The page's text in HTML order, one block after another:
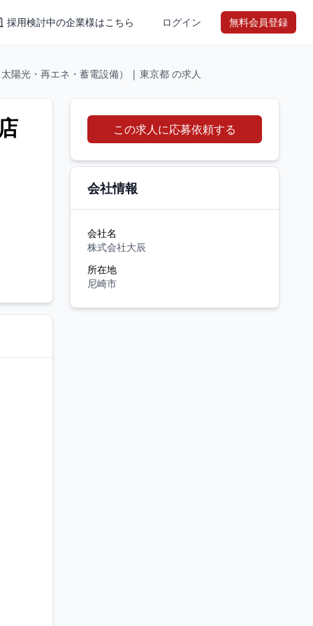
採用検討中の企業様はこちら ログイン 無料会員登録
陽光・再エネ・蓄電設備） | 東京都 の求人
この求人に応募依頼する
会社情報
会社名
株式会社大辰
所在地
尼崎市